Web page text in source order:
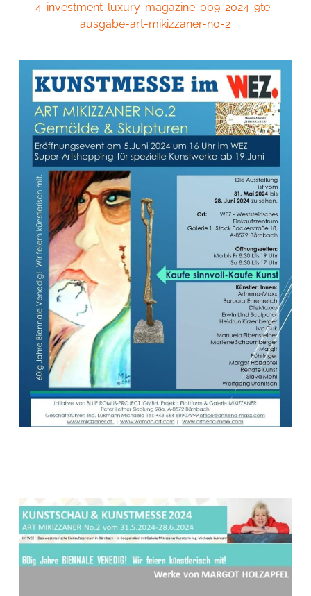
4-investment-luxury-magazine-009-2024-9te-
ausgabe-art-mikizzaner-no-2